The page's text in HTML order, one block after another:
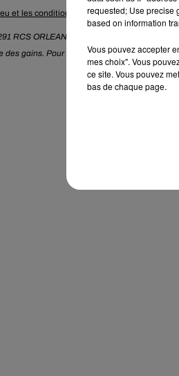
et les conditions de participation.
RCS ORLEANS) traite les données
des gains. Pour en savoir plus sur la gestion
requested; Use precise
based on information
Vous pouvez accepter
mes choix". Vous
ce site. Vous pouvez
bas de chaque page.